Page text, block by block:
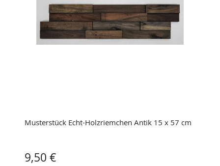
Musterstück Echt-Holzriemchen Antik 15 x 57 cm
9,50 €